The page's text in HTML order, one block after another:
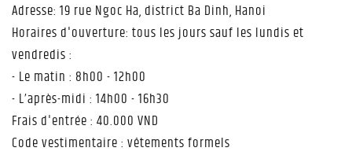
Adresse: 19 rue Ngoc Ha, district Ba Dinh, Hanoi
Horaires d'ouverture: tous les jours sauf les lundis et
vendredis :
- Le matin : 8h00 - 12h00
- L’après-midi : 14h00 - 16h30
Frais d'entrée : 40.000 VND
Code vestimentaire : vêtements formels